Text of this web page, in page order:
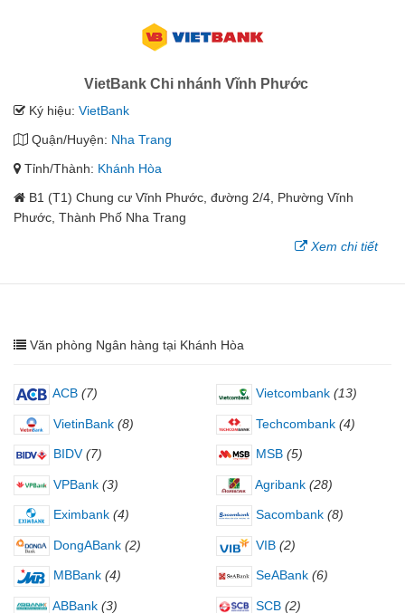
VietBank Chi nhánh Vĩnh Phước
Ký hiệu: VietBank
Quận/Huyện: Nha Trang
Tỉnh/Thành: Khánh Hòa
B1 (T1) Chung cư Vĩnh Phước, đường 2/4, Phường Vĩnh
Phước, Thành Phố Nha Trang
Xem chi tiết
Văn phòng Ngân hàng tại Khánh Hòa
ACB (7) Vietcombank (13)
VietinBank (8) Techcombank (4)
BIDV (7) MSB (5)
VPBank (3) Agribank (28)
Eximbank (4) Sacombank (8)
DongABank (2) VIB (2)
MBBank (4) SeABank (6)
ABBank (3) SCB (2)